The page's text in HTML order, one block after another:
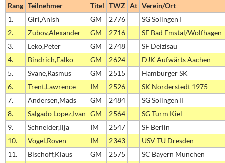
Rang Teilnehmer Titel TWZ At Verein/Ort
1.
Giri,Anish GM 2776
SG Solingen I
2.
Zubov,Alexander GM 2716
SF Bad Emstal/Wolfhagen
3.
Leko,Peter GM 2748
SF Deizisau
4.
Bindrich,Falko GM 2624
DJK Aufwärts Aachen
5.
Svane,Rasmus GM 2515
Hamburger SK
6.
Trent,Lawrence IM 2526
SK Norderstedt 1975
7.
Andersen,Mads GM 2484
SG Solingen II
8.
Salgado Lopez,Ivan GM 2564
SG Turm Kiel
9.
Schneider,Ilja IM 2547
SF Berlin
10.
Vogel,Roven IM 2343
USV TU Dresden
11.
Bischoff,Klaus GM 2575
SC Bayern München